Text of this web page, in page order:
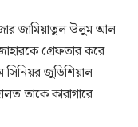
জামিয়াতুল উলুম আল
গ্রেফতার করে
সিনিয়র জুডিশিয়াল
তাকে কারাগারে